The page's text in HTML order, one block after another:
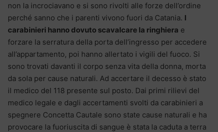
non la incrociavano e si sono rivolti alle forze dell’ordine
perché sanno che i parenti vivono fuori da Catania. I
carabinieri hanno dovuto scavalcare la ringhiera e
forzare la serratura della porta dell’ingresso per accedere
all’appartamento, poi hanno allertato i vigili del fuoco. Si
sono trovati davanti il corpo senza vita della donna, morta
da sola per cause naturali. Ad accertare il decesso è stato
il medico del 118 presente sul posto. Dai primi rilievi del
medico legale e dagli accertamenti svolti da carabinieri a
spegnere Concetta Cautale sono state cause naturali e ha
provocare la fuoriuscita di sangue è stata la caduta a terra